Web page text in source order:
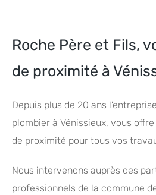
Roche Père et Fils,
de proximité à
Depuis plus de 20 ans
plombier à Vénissieux, vous
de proximité pour tous vos
Nous intervenons auprès des
professionnels de la commune